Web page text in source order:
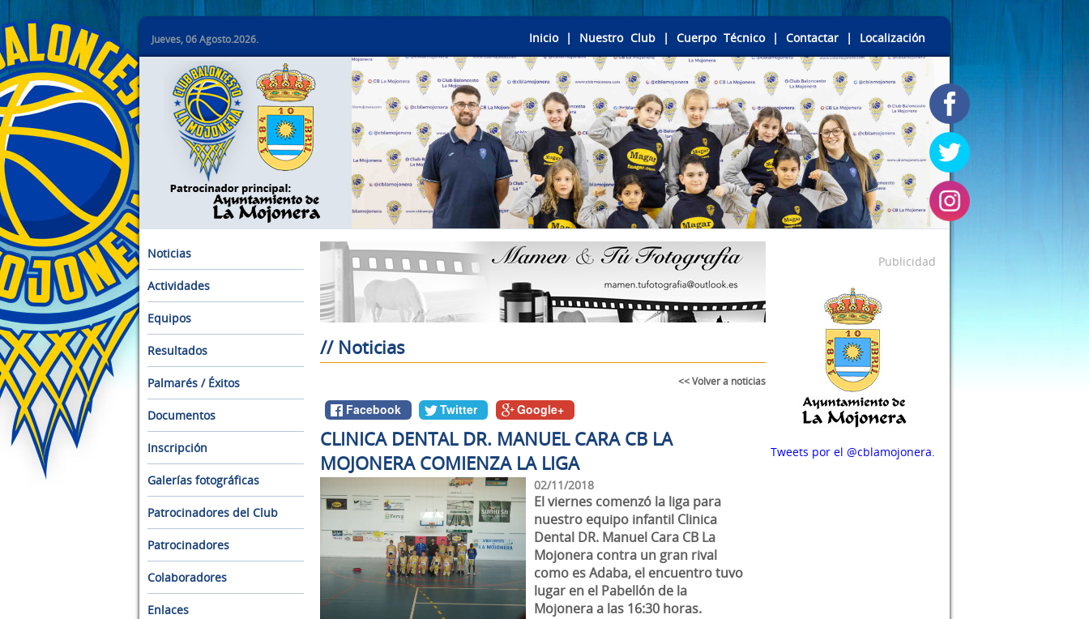
Jueves, 06 Agosto.2026. Inicio| Nuestro Club | Cuerpo Técnico| Contactar | Localización
Noticias
Actividades
Equipos
Resultados
Palmarés / Éxitos
Documentos
Inscripción
Galerías fotográficas
Patrocinadores del Club
Patrocinadores
Colaboradores
Enlaces
// Noticias
<< Volver a noticias
Facebook Twitter Google+
CLINICA DENTAL DR. MANUEL CARA CB LA
MOJONERA COMIENZA LA LIGA
02/11/2018
El viernes comenzó la liga para
nuestro equipo infantil Clinica
Dental DR. Manuel Cara CB La
Mojonera contra un gran rival
como es Adaba, el encuentro tuvo
lugar en el Pabellón de la
Mojonera a las 16:30 horas.
Publicidad
Tweets por el @cblamojonera.